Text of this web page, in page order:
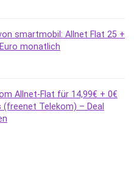
smartmobil: Allnet Flat 25 +
monatlich
Allnet-Flat für 14,99€ + 0€
Telekom) – Deal